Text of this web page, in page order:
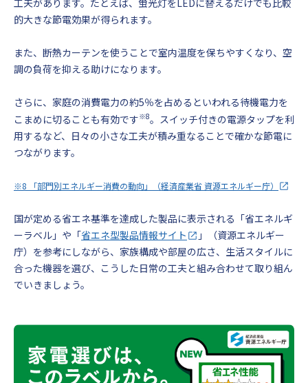
工夫があります。たとえば、蛍光灯をLEDに替えるだけでも比較
的大きな節電効果が得られます。
また、断熱カーテンを使うことで室内温度を保ちやすくなり、空
調の負荷を抑える助けになります。
さらに、家庭の消費電力の約5％を占めるといわれる待機電力を
こまめに切ることも有効です※8。スイッチ付きの電源タップを利
用するなど、日々の小さな工夫が積み重なることで確かな節電に
つながります。
※8 「部門別エネルギー消費の動向」（経済産業省 資源エネルギー庁）
国が定める省エネ基準を達成した製品に表示される「省エネルギ
ーラベル」や「省エネ型製品情報サイト
」（資源エネルギー
庁）を参考にしながら、家族構成や部屋の広さ、生活スタイルに
合った機器を選び、こうした日常の工夫と組み合わせて取り組ん
でいきましょう。